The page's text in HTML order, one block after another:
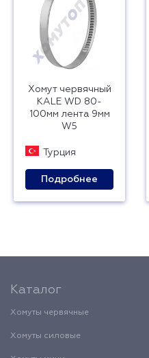
Хомут червячный
KALE WD 80-
100мм лента 9мм
W5
Турция
Подробнее
Каталог
Хомуты червячные
Хомуты силовые